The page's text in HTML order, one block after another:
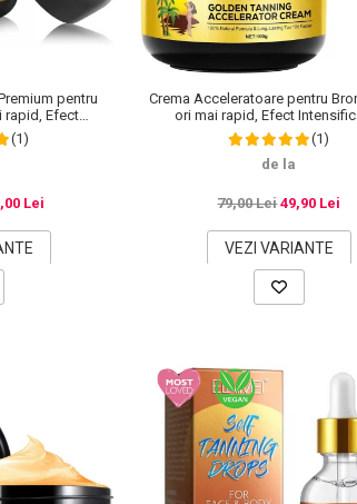
pentru
rapid, Efect
100% Naturale,
(1)
Lei
Crema Acceleratoare pentru
ori mai rapid, Efect
Ingrediente 100% Naturale,(1)
de la
79,00 Lei 49,90 Lei
VEZI VARIANTE